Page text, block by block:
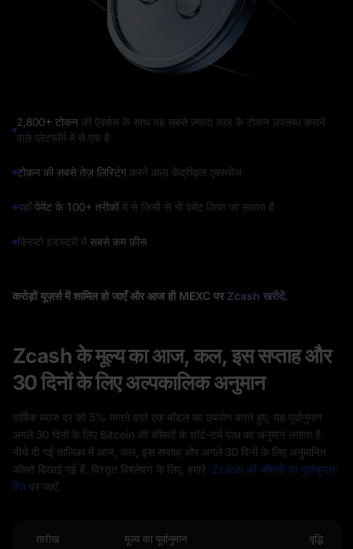
2,800+ टोकनकी ऐक्सेस के साथ यह सबसे ज़्यादा तरह के टोकन उपलब्ध कराने
वाले प्लेटफ़ॉर्म में से एक है
टोकन की सबसे तेज़ लिस्टिंग करने वाला केंद्रीकृत एक्सचेंज
यहाँपेमेंट के 100+ तरीकों में से किसी से भी पेमेंट किया जा सकता है
क्रिप्टो इंडस्ट्री में सबसे कम फ़ीस
करोड़ों यूज़र्स में शामिल हो जाएँ और आज ही MEXC पर Zcash खरीदें.
Zcash के मूल्य का आज, कल, इस सप्ताह और
30 दिनों के लिए अल्पकालिक अनुमान
वार्षिक ब्याज दर को 5% मानने वाले एक मॉडल का उपयोग करते हुए, यह पूर्वानुमान
अगले 30 दिनों के लिए Bitcoin की कीमतों के शॉर्ट-टर्म पाथ का अनुमान लगाता है.
नीचे दी गई तालिका में आज, कल, इस सप्ताह और अगले 30 दिनों के लिए अनुमानित
कीमतें दिखाई गई हैं. विस्तृत विश्लेषण के लिए, हमारे ‘Zcash की कीमतों का पूर्वानुमान’
पेज पर जाएँ.
तारीख मूल्य का पूर्वानुमान वृद्धि